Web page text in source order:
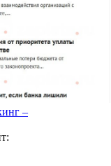
–